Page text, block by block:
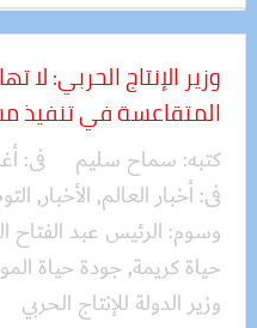
وزير الإنتاج الحربي: لا
المتقاعسة في تنفيذ
كتبه: سماح سليم فى:
فى:أخبار العالم, الأخبار,
وسوم: الرئيس عبد
حياة كريمة, جودة حياة
وزير الدولة للإنتاج الحربي